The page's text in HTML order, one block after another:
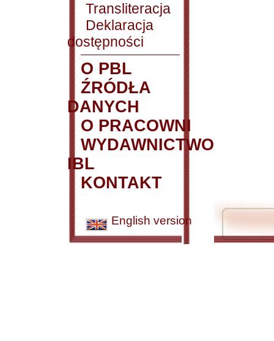
Transliteracja
Deklaracja
dostępności
O PBL
ŹRÓDŁA
DANYCH
O PRACOWNI
WYDAWNICTWO
IBL
KONTAKT
English version